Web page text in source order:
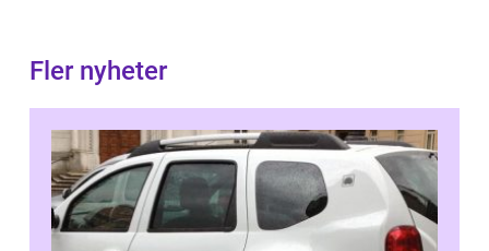
Fler nyheter